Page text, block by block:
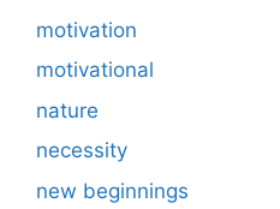
motivation
motivational
nature
necessity
new beginnings